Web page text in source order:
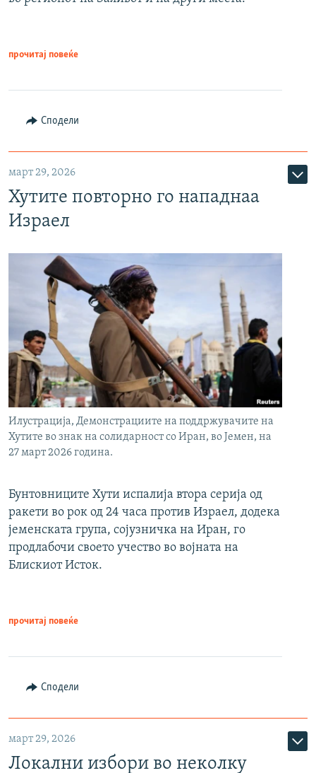
прочитај повеќе
Сподели
март 29, 2026
Хутите повторно го нападнаа
Израел
Илустрација, Демонстрациите на поддржувачите на
Хутите во знак на солидарност со Иран, во Јемен, на
27 март 2026 година.
Бунтовниците Хути испалија втора серија од
ракети во рок од 24 часа против Израел, додека
јеменската група, сојузничка на Иран, го
продлабочи своето учество во војната на
Блискиот Исток.
прочитај повеќе
Сподели
март 29, 2026
Локални избори во неколку